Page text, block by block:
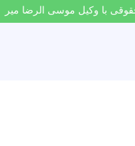
با وکیل موسی الرضا میر